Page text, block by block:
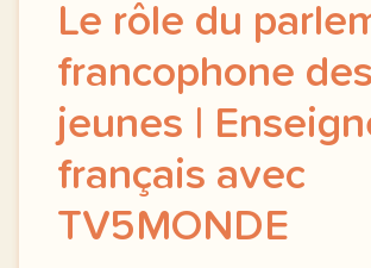
Le rôle du
francophone des
jeunes |
français avec
TV5MONDE